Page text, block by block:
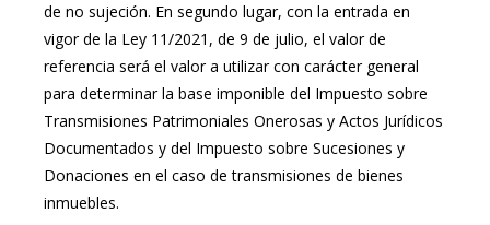
de no sujeción. En segundo lugar, con la entrada en
vigor de la Ley 11/2021, de 9 de julio, el valor de
referencia será el valor a utilizar con carácter general
para determinar la base imponible del Impuesto sobre
Transmisiones Patrimoniales Onerosas y Actos Jurídicos
Documentados y del Impuesto sobre Sucesiones y
Donaciones en el caso de transmisiones de bienes
inmuebles.